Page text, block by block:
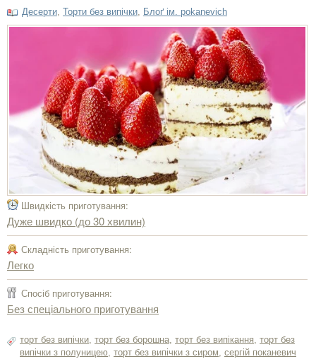
Десерти, Торти без випічки, Блоґ ім. pokanevich
Швидкість приготування:
Дуже швидко (до 30 хвилин)
Складність приготування:
Легко
Спосіб приготування:
Без спеціального приготування
торт без випічки, торт без борошна, торт без випікання, торт без
випічки з полуницею, торт без випічки з сиром, сергiй поканевич